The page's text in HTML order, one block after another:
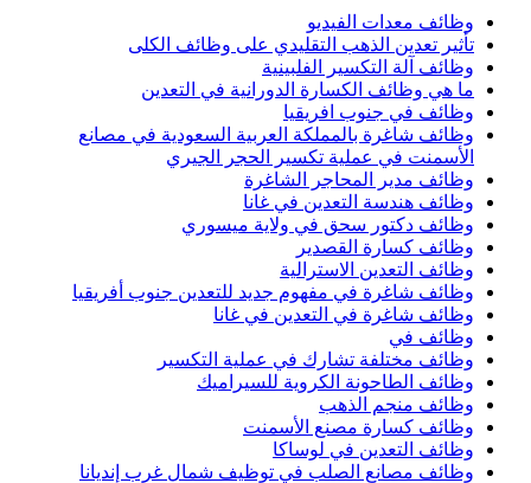
وظائف معدات الفيديو
تأثير تعدين الذهب التقليدي على وظائف الكلى
وظائف آلة التكسير الفلبينية
ما هي وظائف الكسارة الدورانية في التعدين
وظائف في جنوب افريقيا
وظائف شاغرة بالمملكة العربية السعودية في مصانع
الأسمنت في عملية تكسير الحجر الجيري
وظائف مدير المحاجر الشاغرة
وظائف هندسة التعدين في غانا
وظائف دكتور سحق في ولاية ميسوري
وظائف كسارة القصدير
وظائف التعدين الاسترالية
وظائف شاغرة في مفهوم جديد للتعدين جنوب أفريقيا
وظائف شاغرة في التعدين في غانا
وظائف في
وظائف مختلفة تشارك في عملية التكسير
وظائف الطاحونة الكروية للسيراميك
وظائف منجم الذهب
وظائف كسارة مصنع الأسمنت
وظائف التعدين في لوساكا
وظائف مصانع الصلب في توظيف شمال غرب إنديانا